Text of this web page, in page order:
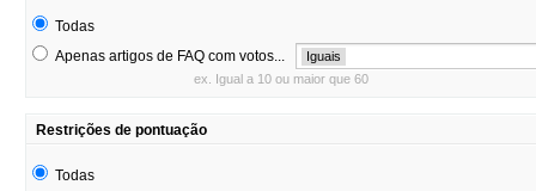
Todas
Apenas artigos de FAQ com votos...
Iguais
ex. Igual a 10 ou maior que 60
Restrições de pontuação
Todas